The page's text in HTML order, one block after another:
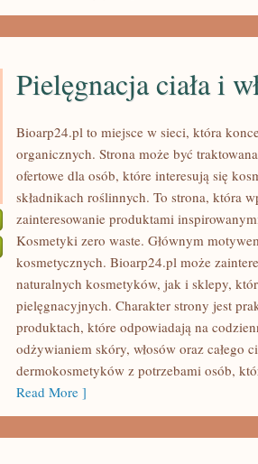
PIELĘGNACJA
CIAŁA
WŁOSÓW
Pielęgnacja ciała i
Bioarp24.pl to miejsce w sieci, która
organicznych. Strona może być
ofertowe dla osób, które interesują się
składnikach roślinnych. To strona, która
zainteresowanie produktami
Kosmetyki zero waste. Głównym
kosmetycznych. Bioarp24.pl może
naturalnych kosmetyków, jak i sklepy,
pielęgnacyjnych. Charakter strony jest
produktach, które odpowiadają na
odżywianiem skóry, włosów oraz całego
dermokosmetyków z potrzebami osób,
Read More ]